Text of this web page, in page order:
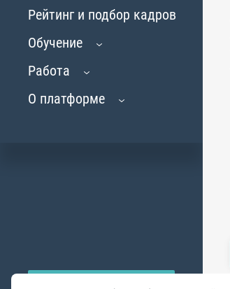
Рейтинг и подбор кадров
Обучение
Работа
О платформе